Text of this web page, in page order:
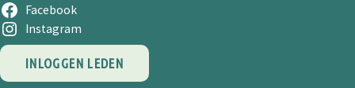
Facebook
Instagram
INLOGGEN LEDEN